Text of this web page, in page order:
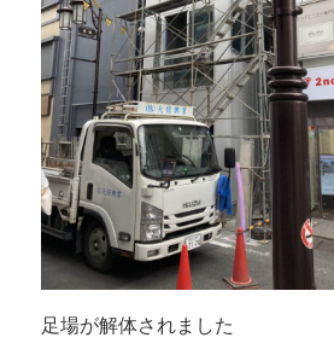
足場が解体されました